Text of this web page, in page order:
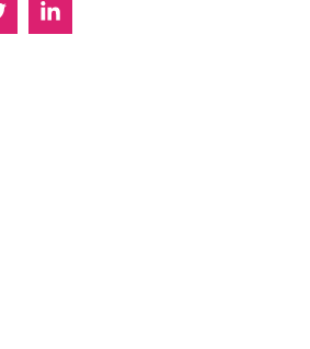
Twitterissä
Jaa Linkedinissä